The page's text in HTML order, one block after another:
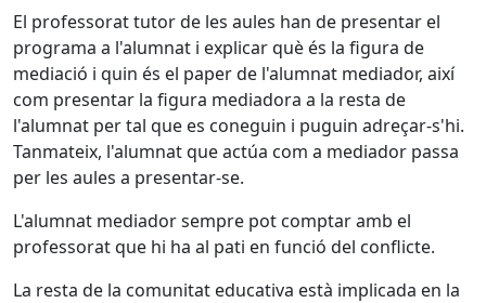
El professorat tutor de les aules han de presentar el
programa a l'alumnat i explicar què és la figura de
mediació i quin és el paper de l'alumnat mediador, així
com presentar la figura mediadora a la resta de
l'alumnat per tal que es coneguin i puguin adreçar-s'hi.
Tanmateix, l'alumnat que actúa com a mediador passa
per les aules a presentar-se.
L'alumnat mediador sempre pot comptar amb el
professorat que hi ha al pati en funció del conflicte.
La resta de la comunitat educativa està implicada en la